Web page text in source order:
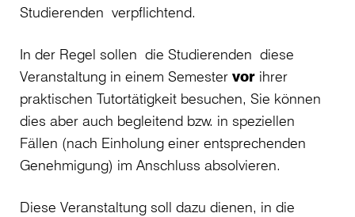
Studierenden verpflichtend.
In der Regel sollen die Studierenden diese
Veranstaltung in einem Semester vor ihrer
praktischen Tutortätigkeit besuchen, Sie können
dies aber auch begleitend bzw. in speziellen
Fällen (nach Einholung einer entsprechenden
Genehmigung) im Anschluss absolvieren.
Diese Veranstaltung soll dazu dienen, in die